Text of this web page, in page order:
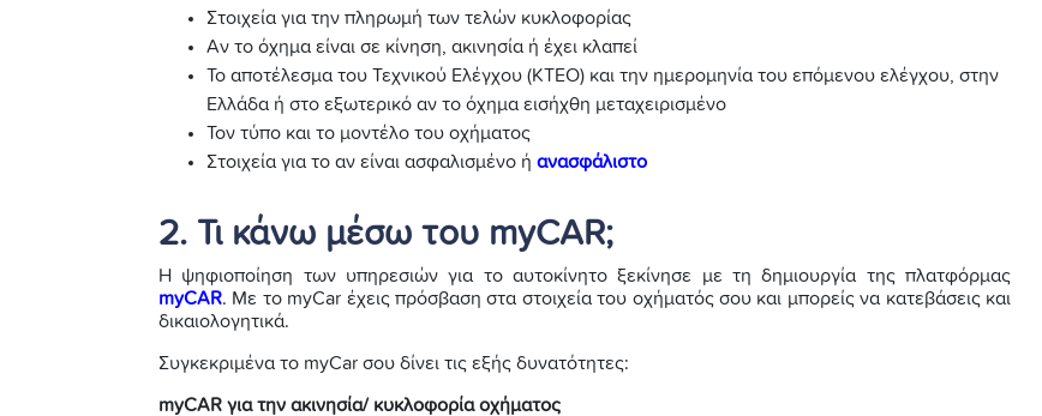
Στοιχεία για την πληρωμή των τελών κυκλοφορίας
Αν το όχημα είναι σε κίνηση, ακινησία ή έχει κλαπεί
Το αποτέλεσμα του Τεχνικού Ελέγχου (ΚΤΕΟ) και την ημερομηνία του επόμενου ελέγχου, στην
Ελλάδα ή στο εξωτερικό αν το όχημα εισήχθη μεταχειρισμένο
Τον τύπο και το μοντέλο του οχήματος
Στοιχεία για το αν είναι ασφαλισμένο ή ανασφάλιστο
2. Τι κάνω μέσω του myCAR;
Η ψηφιοποίηση των υπηρεσιών για το αυτοκίνητο ξεκίνησε με τη δημιουργία της πλατφόρμας
myCAR. Με το myCar έχεις πρόσβαση στα στοιχεία του οχήματός σου και μπορείς να κατεβάσεις και
δικαιολογητικά.
Συγκεκριμένα το myCar σου δίνει τις εξής δυνατότητες:
myCAR για την ακινησία/ κυκλοφορία οχήματος